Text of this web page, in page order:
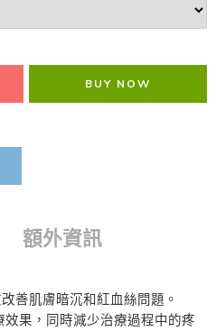
BUY NOW
額外資訊
善肌膚暗沉和紅血絲問題。
果，同時減少治療過程中的疼